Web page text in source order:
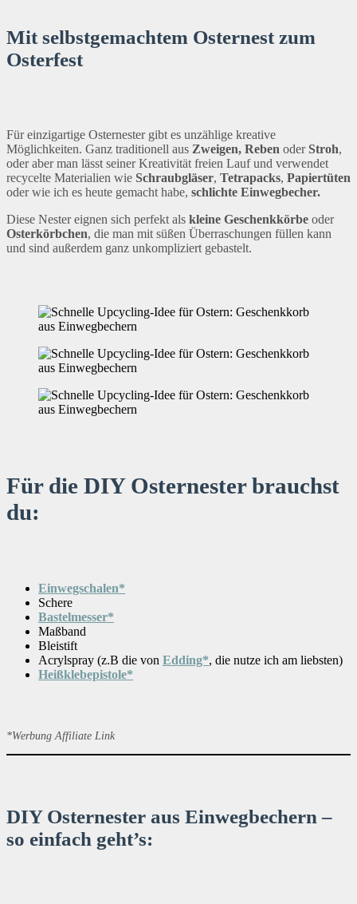
Mit selbstgemachtem Osternest zum
Osterfest
Für einzigartige Osternester gibt es unzählige kreative
Möglichkeiten. Ganz traditionell aus Zweigen, Reben oder Stroh,
oder aber man lässt seiner Kreativität freien Lauf und verwendet
recycelte Materialien wie Schraubgläser, Tetrapacks, Papiertüten
oder wie ich es heute gemacht habe, schlichte Einwegbecher.
Diese Nester eignen sich perfekt als kleine Geschenkkörbe oder
Osterkörbchen, die man mit süßen Überraschungen füllen kann
und sind außerdem ganz unkompliziert gebastelt.
Für die DIY Osternester brauchst
du:
Einwegschalen*
Schere
Bastelmesser*
Maßband
Bleistift
Acrylspray (z.B die von Edding*, die nutze ich am liebsten)
Heißklebepistole*
*Werbung Affiliate Link
DIY Osternester aus Einwegbechern –
so einfach geht’s: